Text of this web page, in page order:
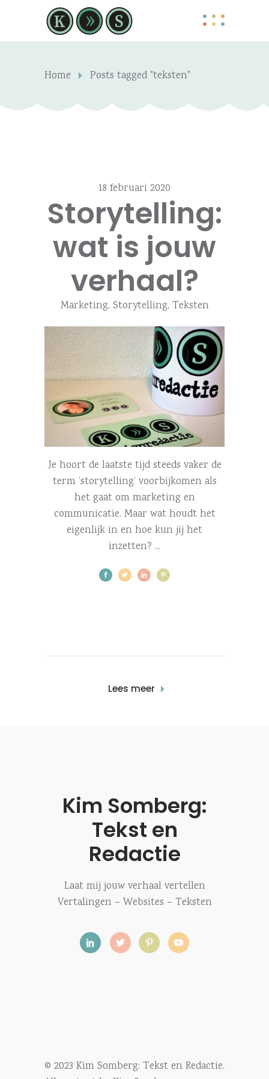
Home Posts tagged "teksten"
18 februari 2020
Storytelling:
wat is jouw
verhaal?
Marketing, Storytelling, Teksten
Je hoort de laatste tijd steeds vaker de
term ‘storytelling’ voorbijkomen als
het gaat om marketing en
communicatie. Maar wat houdt het
eigenlijk in en hoe kun jij het
inzetten?
Lees meer
0
Kim Somberg:
Tekst en
Redactie
Laat mij jouw verhaal vertellen
Vertalingen – Websites – Teksten
© 2023 Kim Somberg: Tekst en Redactie.